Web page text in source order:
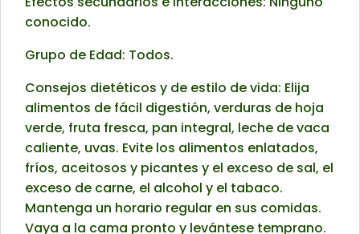
conocido.
Grupo de Edad: Todos.
Consejos dietéticos y de estilo de vida: Elija
alimentos de fácil digestión, verduras de hoja
verde, fruta fresca, pan integral, leche de vaca
caliente, uvas. Evite los alimentos enlatados,
fríos, aceitosos y picantes y el exceso de sal, el
exceso de carne, el alcohol y el tabaco.
Mantenga un horario regular en sus comidas.
Vaya a la cama pronto y levántese temprano.